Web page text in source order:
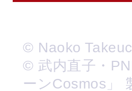
© Naoko
© 武内直子・
ーンCosmos」